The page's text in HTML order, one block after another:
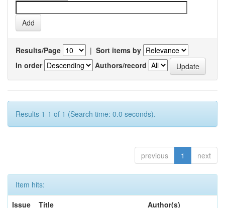
Results/Page | Sort items by
In order
Authors/record
Results 1-1 of 1 (Search time: 0.0 seconds).
previous 1 next
Item hits:
Issue
Title Author(s)